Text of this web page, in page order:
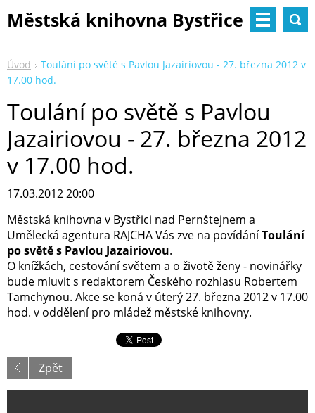
Městská knihovna Bystřice
Úvod
Toulání po světě s Pavlou Jazairiovou - 27. března 2012 v
17.00 hod.
Toulání po světě s Pavlou
Jazairiovou - 27. března 2012
v 17.00 hod.
17.03.2012 20:00
Městská knihovna v Bystřici nad Pernštejnem a
Umělecká agentura RAJCHA Vás zve na povídáníToulání
po světě s Pavlou Jazairiovou.
O knížkách, cestování světem a o životě ženy - novinářky
bude mluvit s redaktorem Českého rozhlasu Robertem
Tamchynou. Akce se koná v úterý 27. března 2012 v 17.00
hod. v oddělení pro mládež městské knihovny.
Zpět